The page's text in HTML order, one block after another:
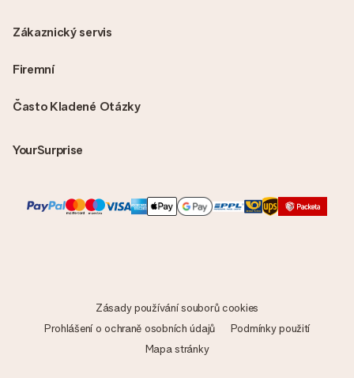
Často Kladené Otázky
YourSurprise
Zákaznický servis
Firemní
Zásady používání souborů cookies
Prohlášení o ochraně osobních údajů
Podmínky použití
Mapa stránky